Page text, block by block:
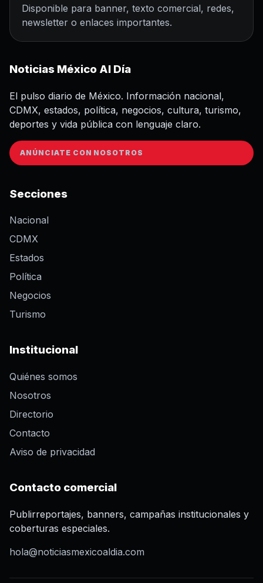
Disponible para banner, texto comercial, redes,
newsletter o enlaces importantes.
Noticias México Al Día
El pulso diario de México. Información nacional,
CDMX, estados, política, negocios, cultura, turismo,
deportes y vida pública con lenguaje claro.
ANÚNCIATE CON NOSOTROS
Secciones
Nacional
CDMX
Estados
Política
Negocios
Turismo
Institucional
Quiénes somos
Nosotros
Directorio
Contacto
Aviso de privacidad
Contacto comercial
Publirreportajes, banners, campañas institucionales y
coberturas especiales.
hola@noticiasmexicoaldia.com